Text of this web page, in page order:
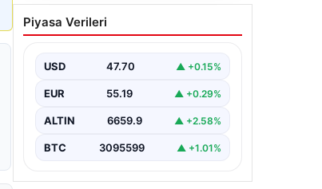
Diego Forlan Uruguay Milli
Takımı’nın yeni teknik
Piyasa Verileri
USD 47.70 ▲ +0.15%
EUR 55.19 ▲ +0.29%
ALTIN 6659.9 ▲ +2.58%
BTC 3095599 ▲ +1.01%